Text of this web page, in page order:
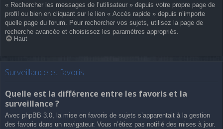
« Rechercher les messages de l’utilisateur » depuis votre propre page de
profil ou bien en cliquant sur le lien « Accès rapide » depuis n’importe
quelle page du forum. Pour rechercher vos sujets, utilisez la page de
recherche avancée et choisissez les paramètres appropriés.
Haut
Surveillance et favoris
Quelle est la différence entre les favoris et la
surveillance ?
Avec phpBB 3.0, la mise en favoris de sujets s’apparentait à la gestion
des favoris dans un navigateur. Vous n’étiez pas notifié des mises à jour.